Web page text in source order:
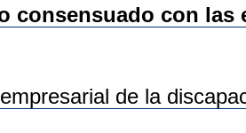
consensuado con las
de la